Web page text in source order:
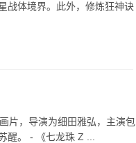
战体境界。此外，修炼狂神诀
片，导演为细田雅弘，主演包
醒。 - 《七龙珠 Z ...